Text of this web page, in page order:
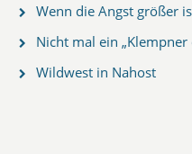
Wenn die Angst größer
Nicht mal ein „Klempner
Wildwest in Nahost